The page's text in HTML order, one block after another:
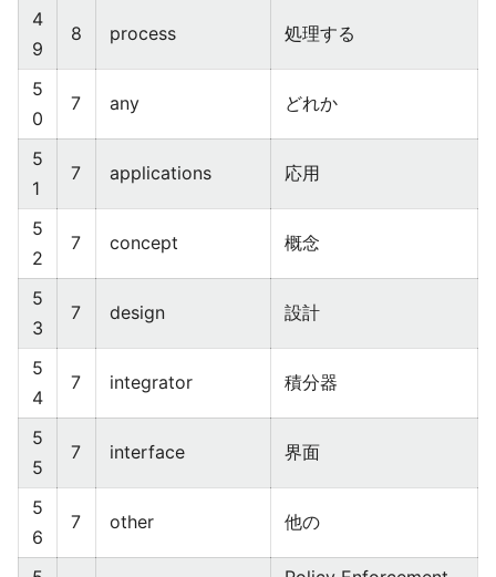
4
9
8 process 処理する
5
0
7 any どれか
5
1
7 applications 応用
5
2
7 concept 概念
5
3
7 design 設計
5
4
7 integrator 積分器
5
5
7 interface 界面
5
6
7 other 他の